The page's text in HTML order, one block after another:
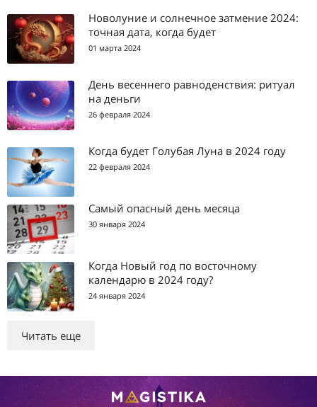
Новолуние и солнечное затмение 2024:
точная дата, когда будет
01 марта 2024
День весеннего равноденствия: ритуал
на деньги
26 февраля 2024
Когда будет Голубая Луна в 2024 году
22 февраля 2024
Самый опасный день месяца
30 января 2024
Когда Новый год по восточному
календарю в 2024 году?
24 января 2024
Читать еще